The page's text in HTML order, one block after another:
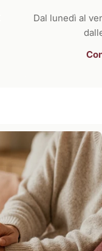
Dal lunedì al